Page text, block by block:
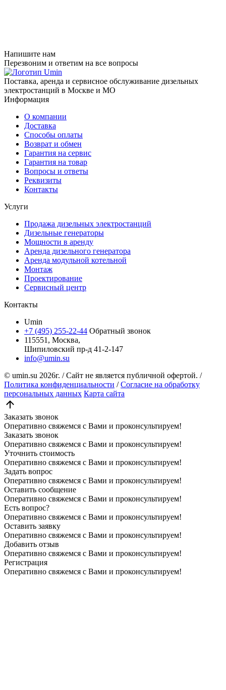
Напишите нам
Перезвоним и ответим на все вопросы
Поставка, аренда и сервисное обслуживание дизельных
электростанций в Москве и МО
Информация
О компании
Доставка
Способы оплаты
Возврат и обмен
Гарантия на сервис
Гарантия на товар
Вопросы и ответы
Реквизиты
Контакты
Услуги
Продажа дизельных электростанций
Дизельные генераторы
Мощности в аренду
Аренда дизельного генератора
Аренда модульной котельной
Монтаж
Проектирование
Сервисный центр
Контакты
Umin
+7 (495) 255-22-44 Обратный звонок
115551, Москва,
Шипиловский пр-д 41-2-147
info@umin.su
© umin.su 2026г. /Сайт не является публичной офертой. /
Политика конфиденциальности / Согласие на обработку
персональных данных Карта сайта
Заказать звонок
Оперативно свяжемся с Вами и проконсультируем!
Заказать звонок
Оперативно свяжемся с Вами и проконсультируем!
Уточнить стоимость
Оперативно свяжемся с Вами и проконсультируем!
Задать вопрос
Оперативно свяжемся с Вами и проконсультируем!
Оставить сообщение
Оперативно свяжемся с Вами и проконсультируем!
Есть вопрос?
Оперативно свяжемся с Вами и проконсультируем!
Оставить заявку
Оперативно свяжемся с Вами и проконсультируем!
Добавить отзыв
Оперативно свяжемся с Вами и проконсультируем!
Регистрация
Оперативно свяжемся с Вами и проконсультируем!